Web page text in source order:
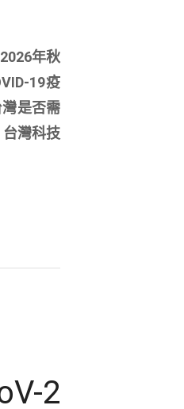
年秋
19疫
是否需
灣科技
2